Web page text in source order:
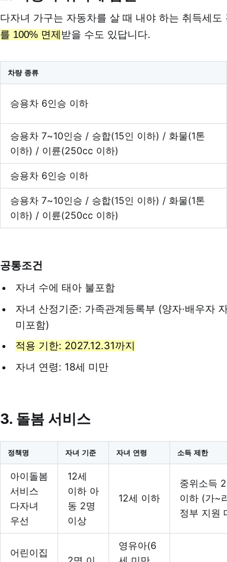
다자녀 가구는 자동차를 살 때 내야 하는 취득세
를 100% 면제 받을 수도 있답니다.
차량 종류
승용차 6인승 이하
승용차 7~10인승 / 승합(15인 이하) / 화물(1톤
이하) / 이륜(250cc 이하)
승용차 6인승 이하
승용차 7~10인승 / 승합(15인 이하) / 화물(1톤
이하) / 이륜(250cc 이하)
공통조건
자녀 수에 태아 불포함
자녀 산정기준: 가족관계등록부 (양자·배우자
미포함)
적용 기한: 2027.12.31까지
자녀 연령: 18세 미만
3. 돌봄 서비스
정책명 자녀 기준 자녀 연령 소득 제한
아이돌봄
서비스
다자녀
우선
12세
이하 아
동 2명
이상
12세 이하
중위소득
이하 (가~
정부 지원
어린이집
영유아(6